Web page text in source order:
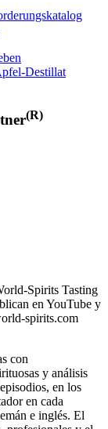
Destillat
(R)
Spirits Tasting
en YouTube y
spirits.com
con
y análisis
en los
en cada
e inglés. El